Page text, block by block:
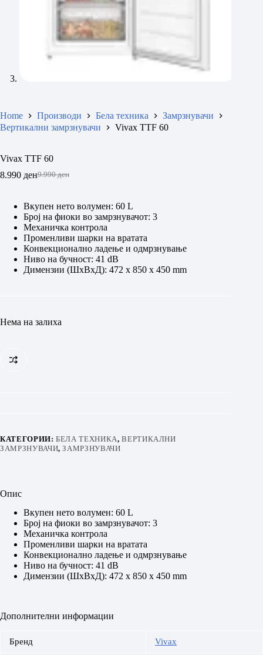
Home Производи Бела техника
Замрзнувачи
Вертикални замрзнувачи
Vivax TTF 60
Vivax TTF 60
9.990ден
Original
9.990 ден.
8.990 денCurrent
8.990 ден.
Вкупен нето волумен: 60 L
Број на фиоки во замрзнувачот: 3
Mеханичка контрола
Променливи шарки на вратата
Конвекционално ладење и одмрзнување
Ниво на бучност: 41 dB
Димензии (ШхВхД): 472 x 850 x 450 mm
Нема на залиха
КАТЕГОРИИ:БЕЛА ТЕХНИКА,ВЕРТИКАЛНИ
ЗАМРЗНУВАЧИ,ЗАМРЗНУВАЧИ
Опис
Вкупен нето волумен: 60 L
Број на фиоки во замрзнувачот: 3
Mеханичка контрола
Променливи шарки на вратата
Конвекционално ладење и одмрзнување
Ниво на бучност: 41 dB
Димензии (ШхВхД): 472 x 850 x 450 mm
Дополнителни информации
Бренд Vivax